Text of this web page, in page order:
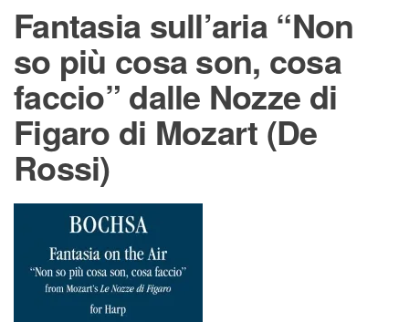
Fantasia sull’aria “Non
so più cosa son, cosa
faccio” dalle Nozze di
Figaro di Mozart (De
Rossi)